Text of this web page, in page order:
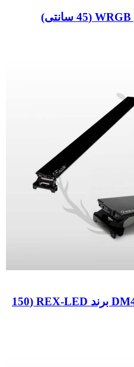
نور آکواریوم گیاهی مدل DM409 برند REX-LED (150